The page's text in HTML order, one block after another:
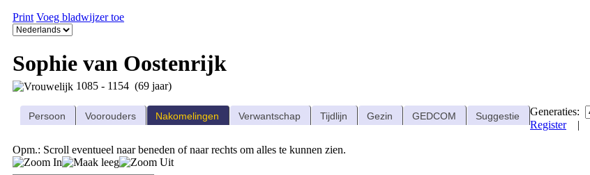
Print Voeg bladwijzer toe
Sophie van Oostenrijk
1085 - 1154 (69 jaar)
Persoon Voorouders Nakomelingen Verwantschap Tijdlijn Gezin GEDCOM Suggestie Generaties:
Register|
Opm.: Scroll eventueel naar beneden of naar rechts om alles te kunnen zien.